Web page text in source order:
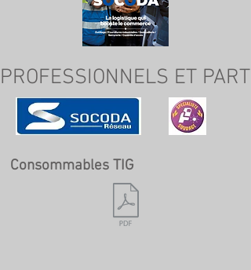
PROFESSIONNELS ET
Consommables TIG